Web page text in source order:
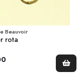
Beauvoir
rota